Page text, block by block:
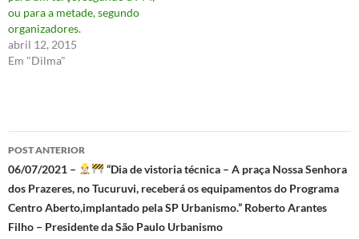
ou para a metade, segundo
organizadores.
abril 12, 2015
Em "Dilma"
Navegação
de
posts
POST ANTERIOR
06/07/2021 –
“Dia de vistoria técnica – A praça Nossa Senhora
dos Prazeres, no Tucuruvi, receberá os equipamentos do Programa
Centro Aberto,implantado pela SP Urbanismo.” Roberto Arantes
Filho – Presidente da São Paulo Urbanismo